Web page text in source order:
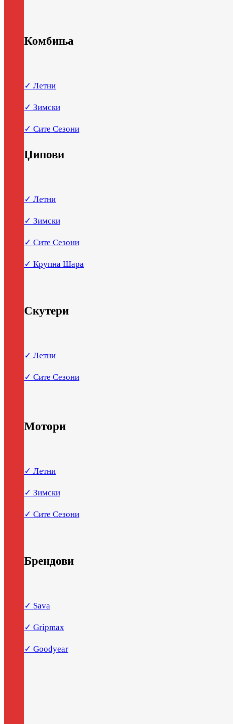
Комбиња
✓ Летни
✓ Зимски
✓ Сите Сезони
Џипови
✓ Летни
✓ Зимски
✓ Сите Сезони
✓ Крупна Шара
Скутери
✓ Летни
✓ Сите Сезони
Мотори
✓ Летни
✓ Зимски
✓ Сите Сезони
Брендови
✓ Sava
✓ Gripmax
✓ Goodyear